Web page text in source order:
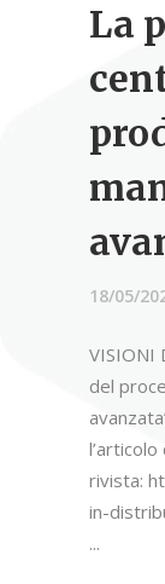
La
18/05/
VISIONI
del
rivista:
in-